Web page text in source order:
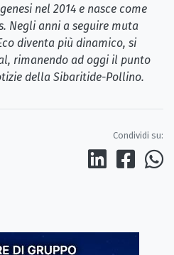
nel 2014 e nasce come
Negli anni a seguire muta
diventa più dinamico, si
rimanendo ad oggi il punto
della Sibaritide-Pollino.
Condividi su: